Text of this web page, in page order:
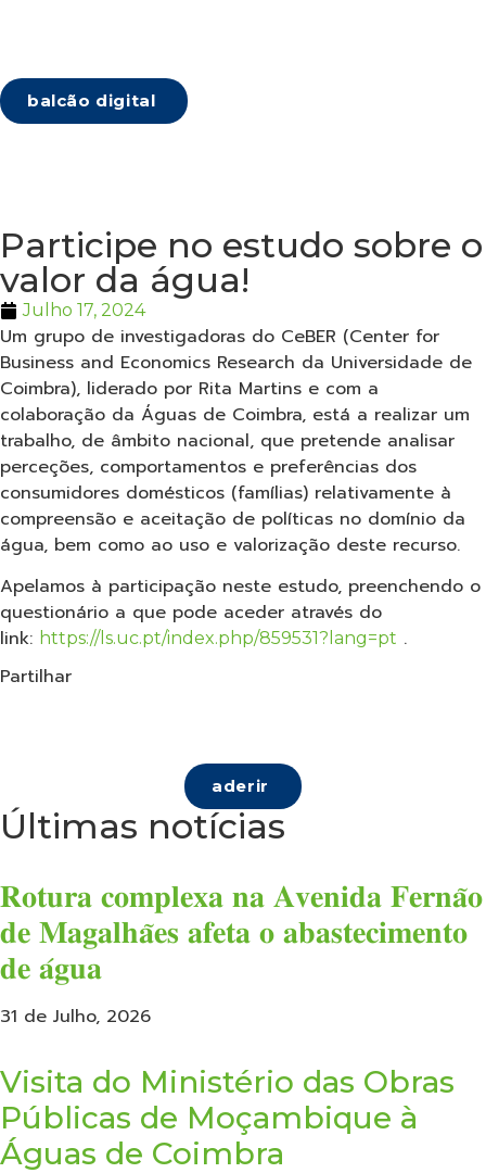
balcão digital
Participe no estudo sobre o
valor da água!
Julho 17, 2024
Um grupo de investigadoras do CeBER (Center for
Business and Economics Research da Universidade de
Coimbra), liderado por Rita Martins e com a
colaboração da Águas de Coimbra, está a realizar um
trabalho, de âmbito nacional, que pretende analisar
perceções, comportamentos e preferências dos
consumidores domésticos (famílias) relativamente à
compreensão e aceitação de políticas no domínio da
água, bem como ao uso e valorização deste recurso.
Apelamos à participação neste estudo, preenchendo o
questionário a que pode aceder através do
link: https://ls.uc.pt/index.php/859531?lang=pt .
Partilhar
aderir
Últimas notícias
𝐑𝐨𝐭𝐮𝐫𝐚 𝐜𝐨𝐦𝐩𝐥𝐞𝐱𝐚 𝐧𝐚 𝐀𝐯𝐞𝐧𝐢𝐝𝐚 𝐅𝐞𝐫𝐧𝐚̃𝐨
𝐝𝐞 𝐌𝐚𝐠𝐚𝐥𝐡𝐚̃𝐞𝐬 𝐚𝐟𝐞𝐭𝐚 𝐨 𝐚𝐛𝐚𝐬𝐭𝐞𝐜𝐢𝐦𝐞𝐧𝐭𝐨
𝐝𝐞 𝐚́𝐠𝐮𝐚
31 de Julho, 2026
Visita do Ministério das Obras
Públicas de Moçambique à
Águas de Coimbra